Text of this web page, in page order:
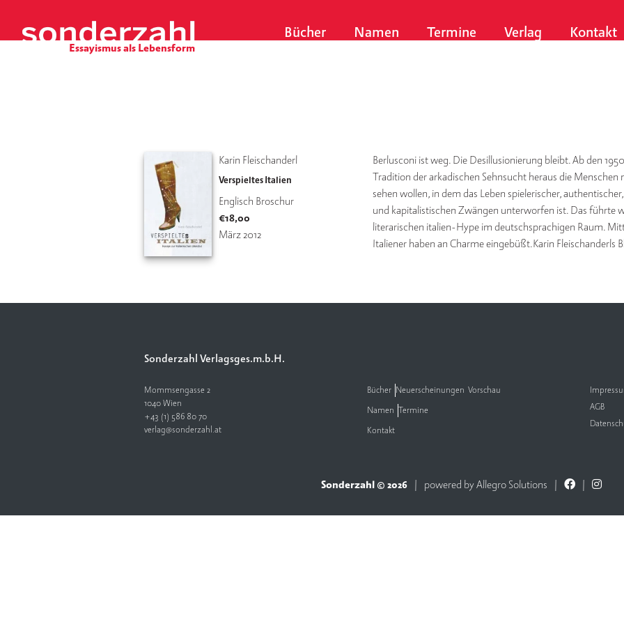
i
Bücher Namen Termine Verlag Kontakt
Karin Fleischanderl
Verspieltes Italien
Englisch Broschur
€18,00
März 2012
Berlusconi ist weg. Die Desillusionierung bleibt. Ab den
Tradition der arkadischen Sehnsucht heraus die Menschen
sehen wollen, in dem das Leben spielerischer,
und kapitalistischen Zwängen unterworfen ist. Das führte
literarischen italien-Hype im deutschsprachigen Raum.
Italiener haben an Charme eingebüßt.Karin Fleischanderls
Sonderzahl Verlagsges.m.b.H.
Mommsengasse 2
1040 Wien
+43 (1) 586 80 70
verlag@sonderzahl.at
Bücher Neuerscheinungen Vorschau
Namen Termine
Kontakt
AGB
Sonderzahl © 2026 powered byAllegro Solutions